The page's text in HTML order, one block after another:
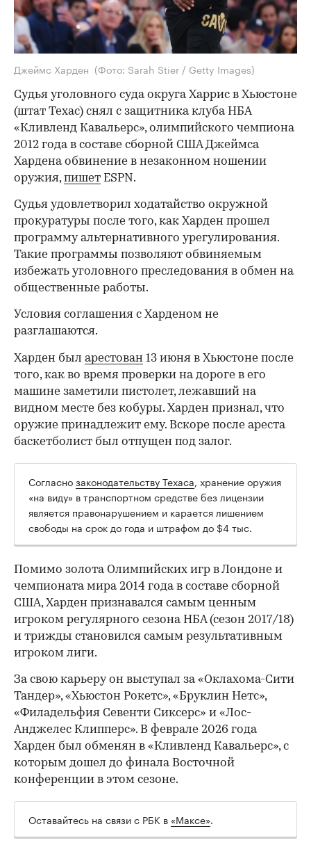
Джеймс Харден (Фото: Sarah Stier / Getty Images)
Судья уголовного суда округа Харрис в Хьюстоне
(штат Техас) снял с защитника клуба НБА
«Кливленд Кавальерс», олимпийского чемпиона
2012 года в составе сборной США Джеймса
Хардена обвинение в незаконном ношении
оружия,пишет ESPN.
Судья удовлетворил ходатайство окружной
прокуратуры после того, как Харден прошел
программу альтернативного урегулирования.
Такие программы позволяют обвиняемым
избежать уголовного преследования в обмен на
общественные работы.
Условия соглашения с Харденом не
разглашаются.
00:00 / 00:00
Харден был арестован 13 июня в Хьюстоне после
того, как во время проверки на дороге в его
машине заметили пистолет, лежавший на
видном месте без кобуры. Харден признал, что
оружие принадлежит ему. Вскоре после ареста
баскетболист был отпущен под залог.
Согласнозаконодательству Техаса, хранение оружия
«на виду» в транспортном средстве без лицензии
является правонарушением и карается лишением
свободы на срок до года и штрафом до $4 тыс.
Помимо золота Олимпийских игр в Лондоне и
чемпионата мира 2014 года в составе сборной
США, Харден признавался самым ценным
игроком регулярного сезона НБА (сезон 2017/18)
и трижды становился самым результативным
игроком лиги.
За свою карьеру он выступал за «Оклахома-Сити
Тандер», «Хьюстон Рокетс», «Бруклин Нетс»,
«Филадельфия Севенти Сиксерс» и «Лос-
Анджелес Клипперс». В феврале 2026 года
Харден был обменян в «Кливленд Кавальерс», с
которым дошел до финала Восточной
конференции в этом сезоне.
Оставайтесь на связи с РБК в «Максе».